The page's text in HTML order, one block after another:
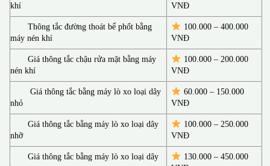
khí
VNĐ
Thông tắc đường thoát bể phốt bằng
máy nén khí
100.000 – 400.000
VNĐ
Giá thông tắc chậu rửa mặt bằng máy
nén khí
100.000 – 200.000
VNĐ
Giá thông tắc bằng máy lò xo loại dây
nhỏ
60.000 – 150.000
VNĐ
Giá thông tắc bằng máy lò xo loại dây
nhỡ
100.000 – 250.000
VNĐ
Giá thông tắc bằng máy lò xo loại dây
130.000 –450.000